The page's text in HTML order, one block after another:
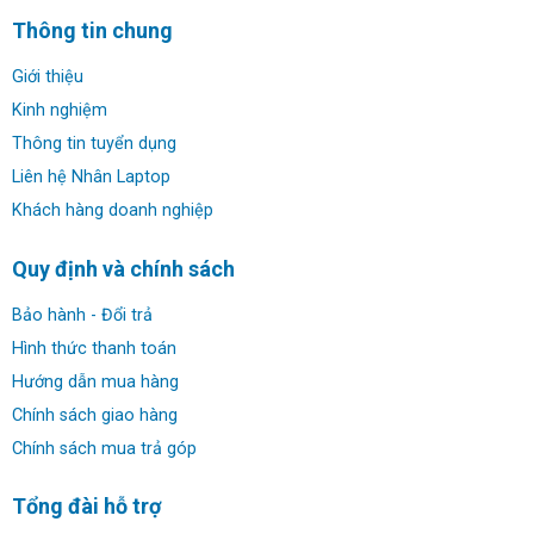
✔ Màn hình: 14 inch WUXGA (1920×1200) OLED 400nits
Glossy, 100% DCI-P3, DisplayHDR™ True Black 500
✔ Đồ họa: AMD Radeon™ 860M Graphics
✔ Webcam: FHD Webcam
Delivery 2 x USB 3.2 1 x micro SD card slot Audio combo
✔ Thời lượng pin: 60 Wh , Pin liền
✔ Trọng lượng: 1.4 kg
✔ HĐH: Windows 11 Home Single Language
Đánh giá chi tiết & hình ảnh thật
Thông tin chung
Giới thiệu
Kinh nghiệm
Thông tin tuyển dụng
Liên hệ Nhân Laptop
Khách hàng doanh nghiệp
Quy định và chính sách
Bảo hành - Đổi trả
Hình thức thanh toán
Hướng dẫn mua hàng
Chính sách giao hàng
Chính sách mua trả góp
Tổng đài hỗ trợ